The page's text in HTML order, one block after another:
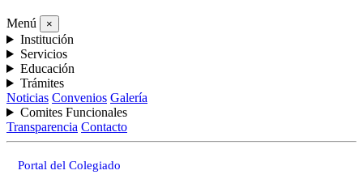
Menú ×
Institución
Servicios
Educación
Trámites
Noticias Convenios Galería
Comites Funcionales
Transparencia Contacto
Portal del Colegiado